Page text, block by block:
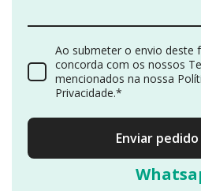
Ao submeter o envio deste
concorda com os nossos
mencionados na nossa
Privacidade.*
Enviar